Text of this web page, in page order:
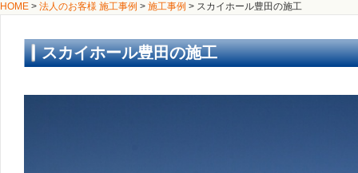
HOME > 法人のお客様 施工事例 > 施工事例 > スカイホール豊田の施工
スカイホール豊田の施工